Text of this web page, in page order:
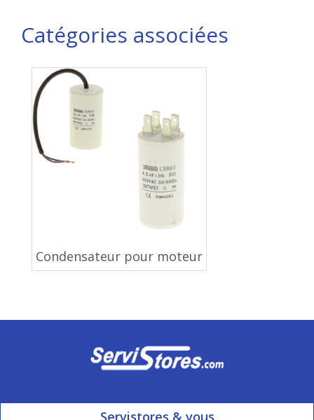
Catégories associées
Condensateur pour moteur
Servistores & vous